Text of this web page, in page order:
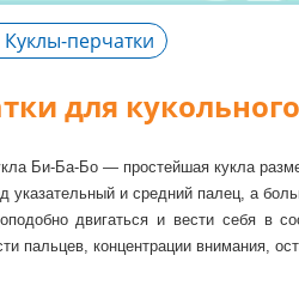
Куклы-перчатки
для
Би-Ба-Бо — простейшая кукла
указательный и средний палец, а
двигаться и вести себя в
пальцев, концентрации внимания,
самого капризного непоседу.